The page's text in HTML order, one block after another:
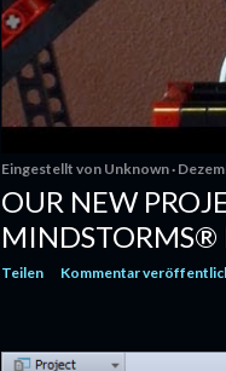
Eingestellt von Unknown
OUR NEW
Teilen Kommentar